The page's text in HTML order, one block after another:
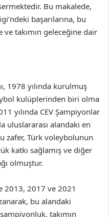
Bu makalede,
başarılarına, bu
ve takımın geleceğine dair
1978 yılında kurulmuş
kulüplerinden biri olma
yılında CEV Şampiyonlar
uluslararası alandaki en
zafer, Türk voleybolunun
katkı sağlamış ve diğer
olmuştur.
2013, 2017 ve 2021
bu alandaki
takımın